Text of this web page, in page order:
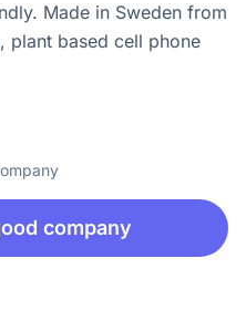
Made in Sweden from
plant based cell phone
company